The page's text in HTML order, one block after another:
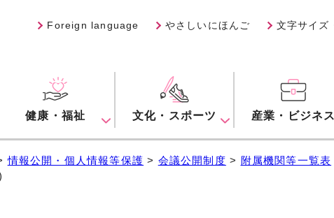
Foreign language やさしいにほんご 文字サイズ
健康・福祉 文化・スポーツ 産業・ビジネス
情報公開・個人情報等保護 > 会議公開制度 > 附属機関等一覧表